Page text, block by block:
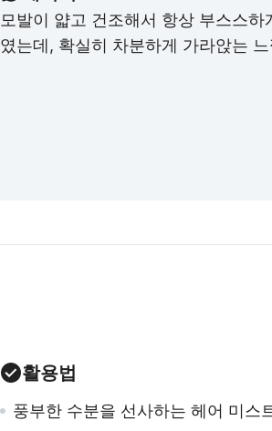
모발이 얇고 건조해서 항상 부스스하
였는데, 확실히 차분하게 가라앉는
활용법
풍부한 수분을 선사하는 헤어 미스